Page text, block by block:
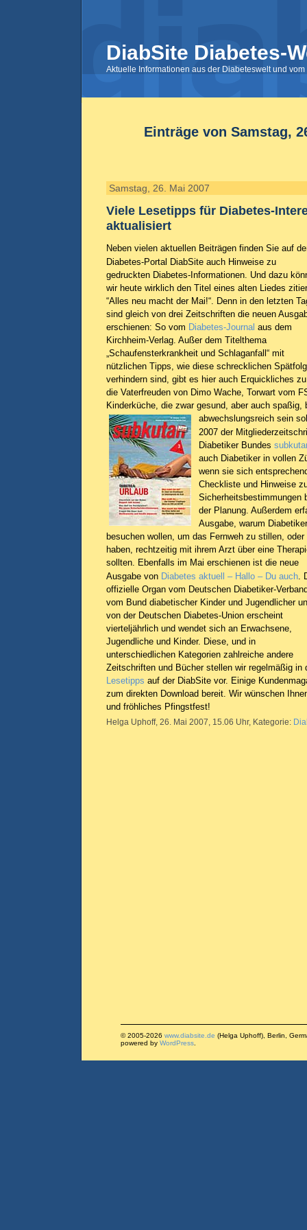
DiabSite Diabetes-
Aktuelle Informationen aus der Diabeteswelt und
Einträge von Samstag,
Samstag, 26. Mai 2007
Viele Lesetipps für Diabetes-
aktualisiert
Neben vielen aktuellen Beiträgen finden Sie auf
Diabetes-Portal DiabSite auch Hinweise zu
gedruckten Diabetes-Informationen. Und dazu
wir heute wirklich den Titel eines alten Liedes
“Alles neu macht der Mai!“. Denn in den letzten
sind gleich von drei Zeitschriften die neuen
erschienen: So vom Diabetes-Journal aus dem
Kirchheim-Verlag. Außer dem Titelthema
„Schaufensterkrankheit und Schlaganfall“ mit
nützlichen Tipps, wie diese schrecklichen
verhindern sind, gibt es hier auch Erquickliches
die Vaterfreuden von Dimo Wache, Torwart vom
Kinderküche, die zwar gesund, aber auch spaßig,
abwechslungsreich sein
2007 der
Diabetiker Bundes
auch Diabetiker in vollen
wenn sie sich
Checkliste und Hinweise
Sicherheitsbestimmungen
der Planung. Außerdem
Ausgabe, warum
besuchen wollen, um das Fernweh zu stillen,
haben, rechtzeitig mit ihrem Arzt über eine
sollten. Ebenfalls im Mai erschienen ist die neue
Ausgabe von Diabetes aktuell – Hallo – Du auch.
offizielle Organ vom Deutschen Diabetiker-
vom Bund diabetischer Kinder und Jugendlicher
von der Deutschen Diabetes-Union erscheint
vierteljährlich und wendet sich an Erwachsene,
Jugendliche und Kinder. Diese, und in
unterschiedlichen Kategorien zahlreiche andere
Zeitschriften und Bücher stellen wir regelmäßig in
Lesetipps auf der DiabSite vor. Einige
zum direkten Download bereit. Wir wünschen
und fröhliches Pfingstfest!
Helga Uphoff, 26. Mai 2007, 15.06 Uhr, Kategorie:
© 2005-2026 www.diabsite.de (Helga Uphoff), Berlin,
powered by WordPress.